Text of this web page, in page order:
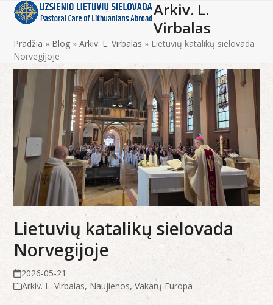
SkipOpen
mobile
menu
Close
mobile
menu
Arkiv. L.
Virbalas
Pradžia » Blog »Arkiv. L. Virbalas » Lietuvių katalikų sielovada
Norvegijoje
Lietuvių katalikų sielovada
Norvegijoje
2026-05-21
Arkiv. L. Virbalas, Naujienos,Vakarų Europa